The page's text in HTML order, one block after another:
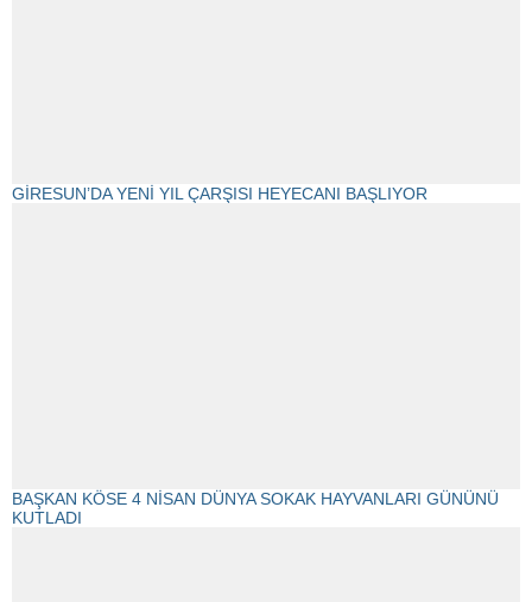
GİRESUN’DA YENİ YIL ÇARŞISI HEYECANI BAŞLIYOR
BAŞKAN KÖSE 4 NİSAN DÜNYA SOKAK HAYVANLARI GÜNÜNÜ
KUTLADI